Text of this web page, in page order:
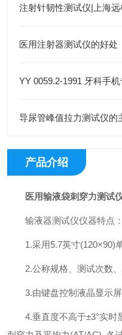
注射针韧性测试仪|上海远
医用注射器测试仪的好处
YY 0059.2-1991 牙科手
导尿管峰值拉力测试仪的
产品介绍
医用输液袋刺穿力测试
输液器测试仪仪器特点：
1.采用5.7英寸(120×90)单
2.公称规格、测试次数、
3.由键盘控制液晶显示屏
4.垂直度不高于±3°实时